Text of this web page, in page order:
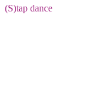
(S)tap dance